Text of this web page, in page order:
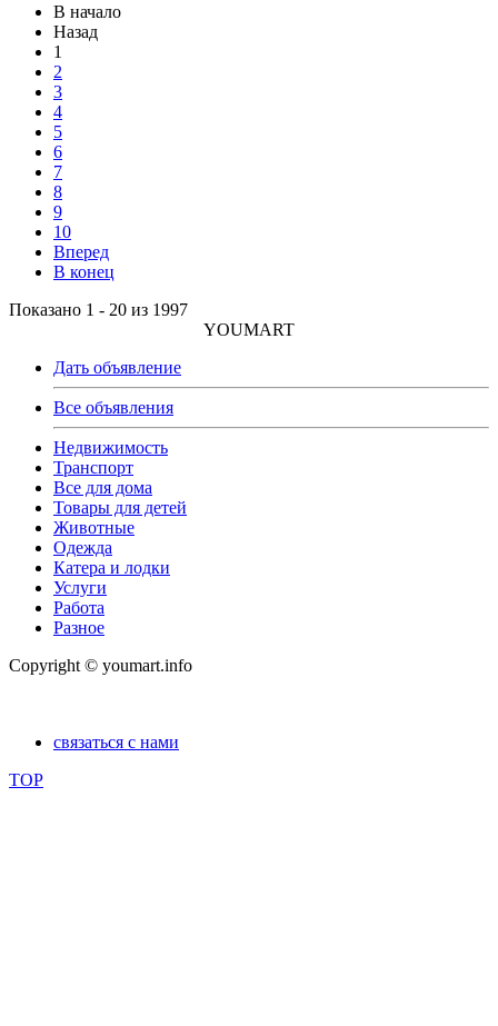
В начало
Назад
1
2
3
4
5
6
7
8
9
10
Вперед
В конец
Показано 1 - 20 из 1997
YOUMART
Дать объявление
Все объявления
Недвижимость
Транспорт
Все для дома
Товары для детей
Животные
Одежда
Катера и лодки
Услуги
Работа
Разное
Copyright © youmart.info
связаться с нами
TOP